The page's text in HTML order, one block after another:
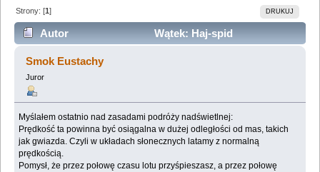
DRUKUJ
Strony: [1]
Autor
Wątek: Haj-spid
(Przeczytany 12792 razy)
Smok Eustachy
Juror
Myślałem ostatnio nad zasadami podróży nadświetlnej:
Prędkość ta powinna być osiągalna w dużej odległości od mas, takich
jak gwiazda. Czyli w układach słonecznych latamy z normalną
prędkością.
Pomysł, że przez połowę czasu lotu przyśpieszasz, a przez połowę